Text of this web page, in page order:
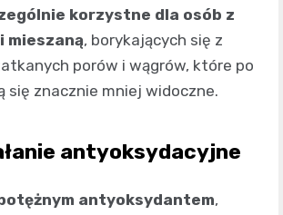
korzystne dla osób z
mieszaną, borykających się z
porów i wągrów, które po
się znacznie mniej widoczne.
antyoksydacyjne
antyoksydantem,